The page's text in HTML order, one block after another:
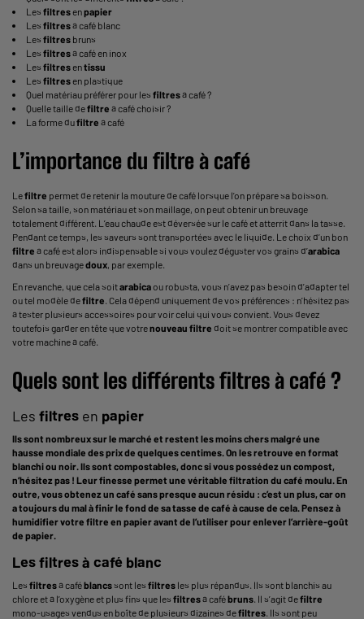
Les filtresenpapier
Les filtresà café blanc
Les filtres bruns
Les filtresà café en inox
Les filtresentissu
Les filtresen plastique
Quel matériau préférer pour les filtresà café ?
Quelle taille defiltre à café choisir ?
La forme dufiltre à café
L’importance du filtreà café
Lefiltre permet de retenir la mouture de café lorsque l’on prépare sa boisson.
Selon sa taille, son matériau et son maillage, on peut obtenir un breuvage
totalement différent. L’eau chaude est déversée sur le café et atterrit dans la tasse.
Pendant ce temps, les saveurs sont transportées avec le liquide. Le choix d’un bon
filtre à café est alors indispensable si vous voulez déguster vos grains d’arabica
dans un breuvagedoux , par exemple.
En revanche, que cela soitarabicaou robusta, vous n’avez pas besoin d’adapter tel
ou tel modèle defiltre . Cela dépend uniquement de vos préférences : n’hésitez pas
à tester plusieurs accessoires pour voir celui qui vous convient. Vous devez
toutefois garder en tête que votrenouveau filtre doit se montrer compatible avec
votre machine à café.
Quels sont les différentsfiltresà café ?
Les filtres en papier
Ils sont nombreux sur le marché et restent les moins chers malgré une
hausse mondiale desprixde quelquescentimes . On les retrouve en format
blanchi ou noir. Ils sont compostables, donc si vous possédez un compost
n’hésitez pas ! Leur finesse permet une véritable filtration du café moulu. En
outre, vous obtenez un café sans presque aucun résidu : c’est un plus, car on
a toujours du mal à finir le fond de satasse de café à cause de cela. Pensez à
humidifier votre filtre en papieravant de l’utiliser pour enlever l’arrière-goût
de papier
Lesfiltresà café blanc
Les filtresà caféblancssont les filtres les plus répandus. Ils sont blanchis au
chlore et à l’oxygène et plus fins que les filtresà cafébruns . Il s’agit defiltre
mono-usages vendus en boîte de plusieurs dizaines defiltres . Ils sont peu